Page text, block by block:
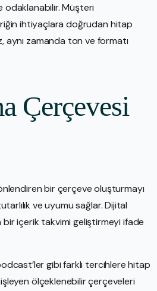
odaklanabilir. Müşteri
ihtiyaçlara doğrudan hitap
aynı zamanda ton ve formatı
Çerçevesi
bir çerçeve oluşturmayı
ve uyumu sağlar. Dijital
içerik takvimi geliştirmeyi ifade
gibi farklı tercihlere hitap
ölçeklenebilir çerçeveleri